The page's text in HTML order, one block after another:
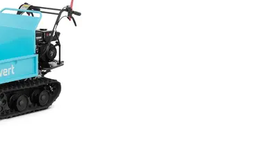
terhelhetőséggel
könnyedén szállíthatja a földet, a
gyerekjáték.
irányítható
ideális eszköz az építőiparba, a